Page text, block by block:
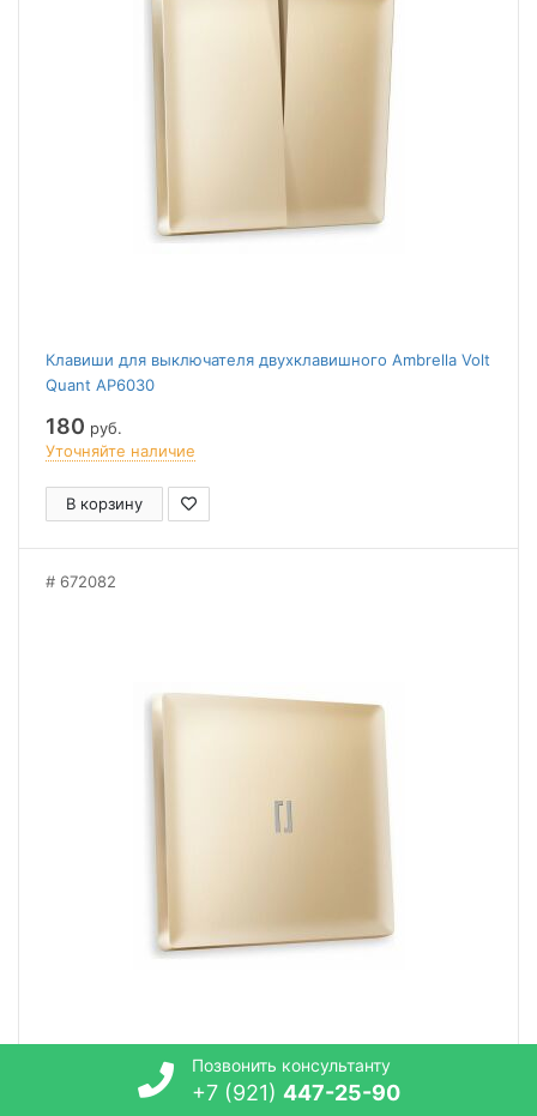
Клавиши для выключателя двухклавишного Ambrella Volt
Quant AP6030
180 руб.
Уточняйте наличие
В корзину
672082
Клавиша для выключателя одноклавишного c
подсветкой Ambrella Volt Quant AP6020
Позвонить консультанту
+7 (921) 447-25-90